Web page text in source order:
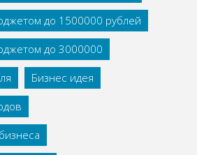
до 1500000 рублей
до 3000000
Бизнес идея